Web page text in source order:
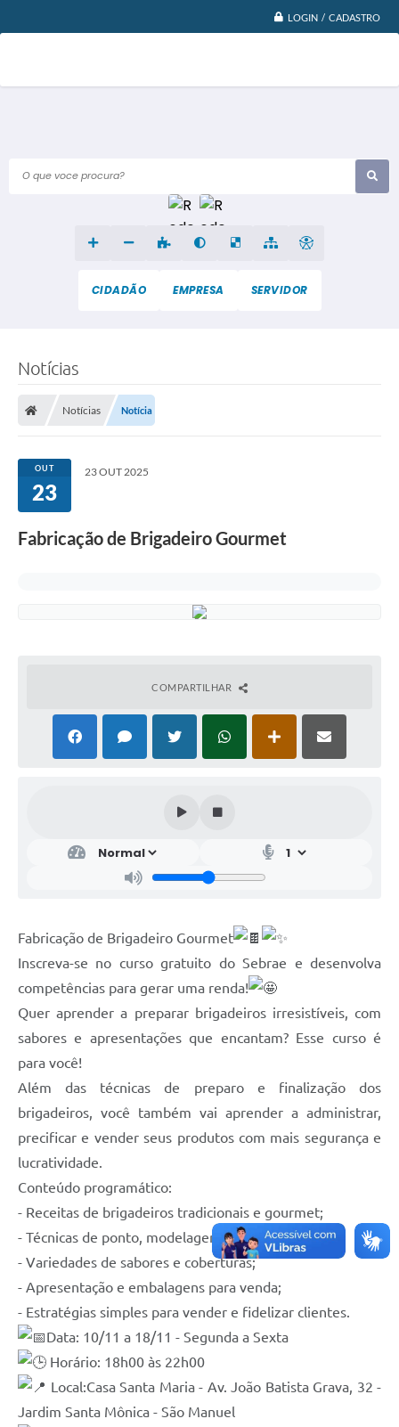
LOGIN / CADASTRO
O que voce procura?
CIDADÃO EMPRESA SERVIDOR
Notícias
Notícias Notícia
OUT
23
23 OUT 2025
Fabricação de Brigadeiro Gourmet
COMPARTILHAR
Fabricação de Brigadeiro Gourmet
Inscreva-se no curso gratuito do Sebrae e desenvolva
competências para gerar uma renda!
Quer aprender a preparar brigadeiros irresistíveis, com
sabores e apresentações que encantam? Esse curso é
para você!
Além das técnicas de preparo e finalização dos
brigadeiros, você também vai aprender a administrar,
precificar e vender seus produtos com mais segurança e
lucratividade.
Conteúdo programático:
- Receitas de brigadeiros tradicionais e gourmet;
- Técnicas de ponto, modelagem e decoração;
- Variedades de sabores e coberturas;
- Apresentação e embalagens para venda;
- Estratégias simples para vender e fidelizar clientes.
Data: 10/11 a 18/11 - Segunda a Sexta
Horário: 18h00 às 22h00
Local:Casa Santa Maria - Av. João Batista Grava, 32 -
Jardim Santa Mônica - São Manuel